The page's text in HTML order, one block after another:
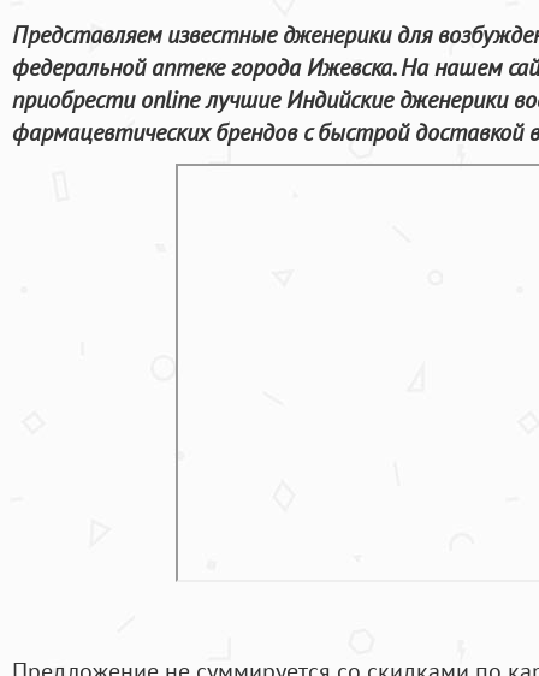
Представляем известные дженерики для
федеральной аптеке города Ижевска. На нашем
приобрести online лучшие Индийские дженерики
фармацевтических брендов с быстрой доставкой